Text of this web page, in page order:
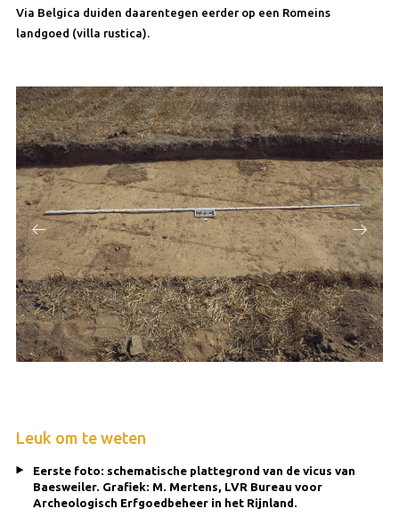
Via Belgica duiden daarentegen eerder op een Romeins
landgoed (villa rustica).
Leuk om te weten
Eerste foto: schematische plattegrond van de vicus van
Baesweiler. Grafiek: M. Mertens, LVR Bureau voor
Archeologisch Erfgoedbeheer in het Rijnland.